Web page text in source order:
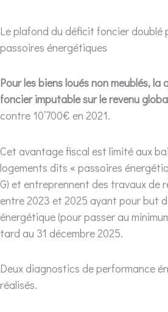
Le plafond du déficit foncier doublé
passoires énergétiques
Pour les biens loués non meublés,
foncier imputable sur le revenu
contre 10’700€ en 2021.
Cet avantage fiscal est limité aux
logements dits « passoires
G) et entreprennent des travaux de
entre 2023 et 2025 ayant pour but
énergétique (pour passer au
tard au 31 décembre 2025.
Deux diagnostics de performance
réalisés.